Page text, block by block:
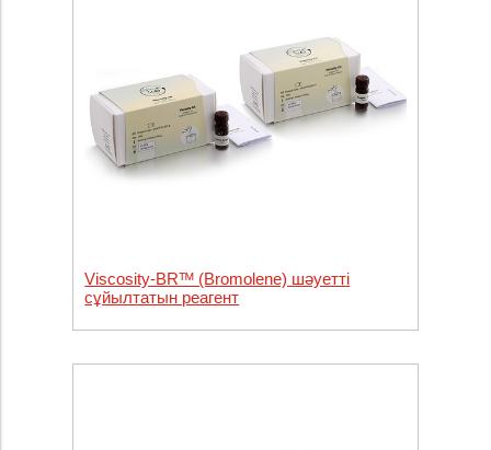
Viscosity-BRᵀᴹ (Bromolene) шәуетті
сұйылтатын реагент